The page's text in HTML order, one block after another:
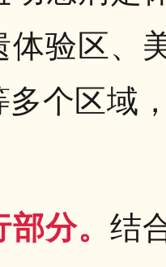
体验区、
个区域
分。 结